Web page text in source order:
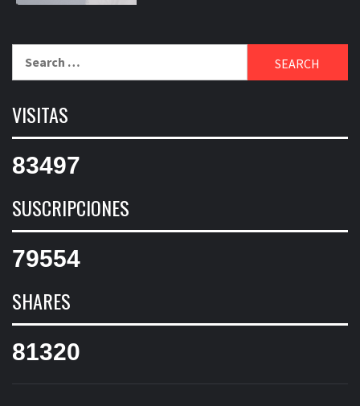
VISITAS
83497
SUSCRIPCIONES
79554
SHARES
81320